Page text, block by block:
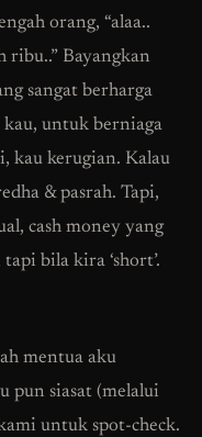
orang, “alaa..
ribu..” Bayangkan
sangat berharga
untuk berniaga
kau kerugian. Kalau
& pasrah. Tapi,
cash money yang
bila kira ‘short’.
mentua aku
pun siasat (melalui
untuk spot-check.